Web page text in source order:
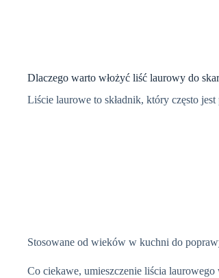
Dlaczego warto włożyć liść laurowy do
Liście laurowe to składnik, który często
Stosowane od wieków w kuchni do
Co ciekawe, umieszczenie liścia